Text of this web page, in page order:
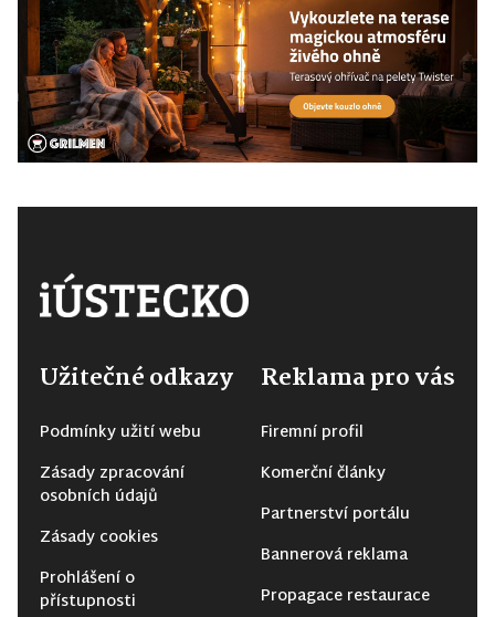
Užitečné odkazy
Podmínky užití webu
Zásady zpracování
osobních údajů
Zásady cookies
Prohlášení o
přístupnosti
Reklama pro vás
Firemní profil
Komerční články
Partnerství portálu
Bannerová reklama
Propagace restaurace